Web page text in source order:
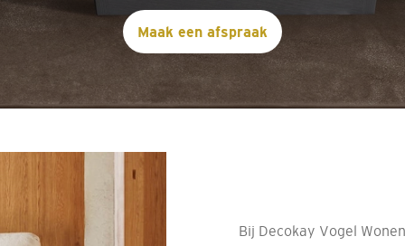
Maak een afspraak
Bij Decokay Vogel